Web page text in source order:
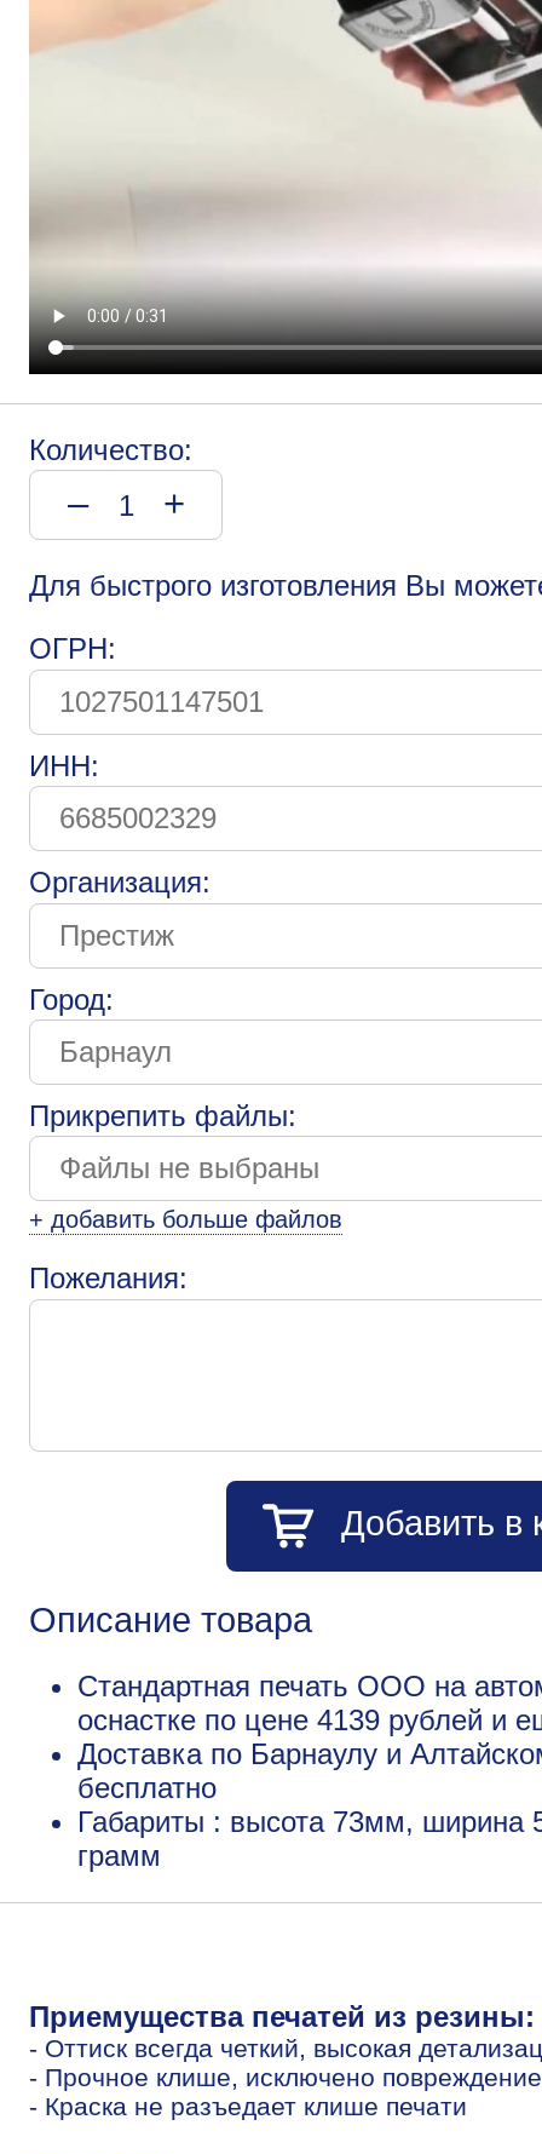
Количество:
– +
Для быстрого изготовления Вы
ОГРН:
ИНН:
Организация:
Город:
Прикрепить файлы:
+ добавить больше файлов
Пожелания:
Добавить в
Описание товара
Стандартная печать ООО на
оснастке по цене 4139 рублей и
Доставка по Барнаулу и
бесплатно
Габариты : высота 73мм, ширина
грамм
Приемущества печатей из резины:
- Оттиск всегда четкий, высокая
- Прочное клише, исключено
- Краска не разъедает клише печати